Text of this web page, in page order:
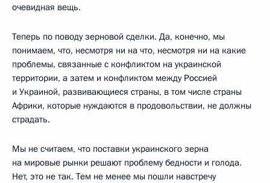
очевидная вещь.
Теперь по поводу зерновой сделки. Да, конечно, мы
понимаем, что, несмотря ни на что, несмотря ни на какие
проблемы, связанные с конфликтом на украинской
территории, а затем и конфликтом между Россией
и Украиной, развивающиеся страны, в том числе страны
Африки, которые нуждаются в продовольствии, не должны
страдать.
Мы не считаем, что поставки украинского зерна
на мировые рынки решают проблему бедности и голода.
Нет, это не так. Тем не менее мы пошли навстречу